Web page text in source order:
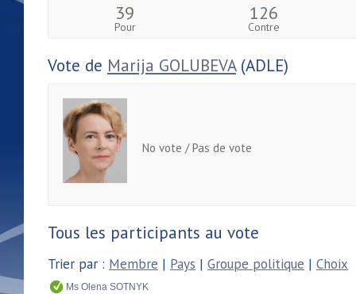
39
Pour
126
Contre
Vote de Marija GOLUBEVA(ADLE)
No vote / Pas de vote
Tous les participants au vote
Trier par : Membre | Pays | Groupe politique | Choix
Ms Olena SOTNYK